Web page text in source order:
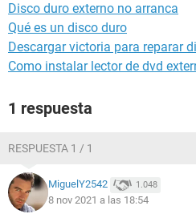
Disco duro externo no arranca
Qué es un disco duro
Descargar victoria para reparar
Como instalar lector de dvd
1 respuesta
RESPUESTA 1 / 1
MiguelY2542 1.048
8 nov 2021 a las 18:54